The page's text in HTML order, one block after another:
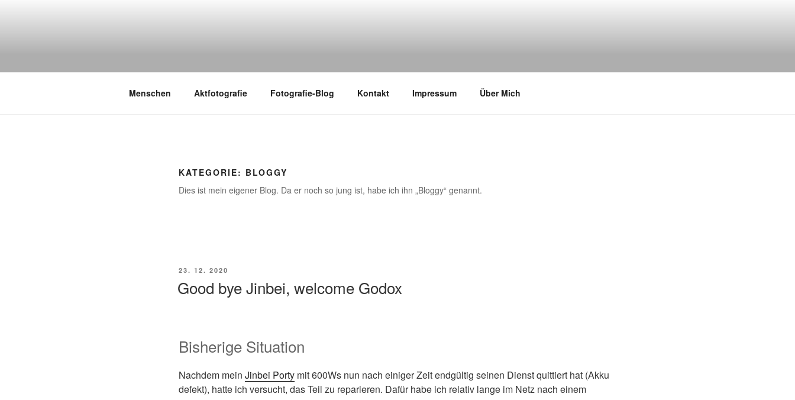
Menschen Aktfotografie Fotografie-Blog Kontakt Impressum Über Mich
KATEGORIE: BLOGGY
Dies ist mein eigener Blog. Da er noch so jung ist, habe ich ihn „Bloggy“ genannt.
VERÖFFENTLICHT
23. 12. 2020
Good bye Jinbei, welcome Godox
Bisherige Situation
Nachdem mein Jinbei Porty mit 600Ws nun nach einiger Zeit endgültig seinen Dienst quittiert hat (Akku
defekt), hatte ich versucht, das Teil zu reparieren. Dafür habe ich relativ lange im Netz nach einem